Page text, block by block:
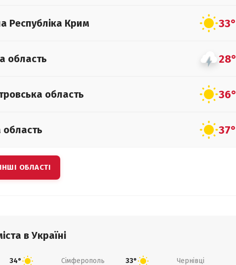
Республіка Крим 33°
область 28°
область 36°
область 37°
ОБЛАСТІ
в Україні
34° Сімферополь 33° Чернівці